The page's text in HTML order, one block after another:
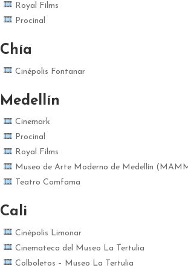
Royal Films
Procinal
Chía
Cinépolis Fontanar
Medellín
Cinemark
Procinal
Royal Films
Museo de Arte Moderno de Medellín
Teatro Comfama
Cali
Cinépolis Limonar
Cinemateca del Museo La Tertulia
Colboletos – Museo La Tertulia